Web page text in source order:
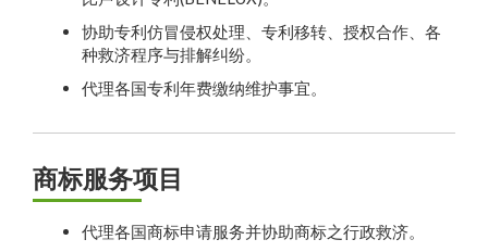
协助专利仿冒侵权处理、专利移转、授权合作、各
种救济程序与排解纠纷。
代理各国专利年费缴纳维护事宜。
商标服务项目
代理各国商标申请服务并协助商标之行政救济。